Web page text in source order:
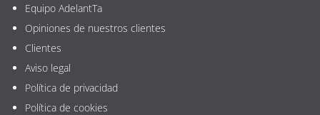
Equipo AdelantTa
Opiniones de nuestros clientes
Clientes
Aviso legal
Política de privacidad
Política de cookies